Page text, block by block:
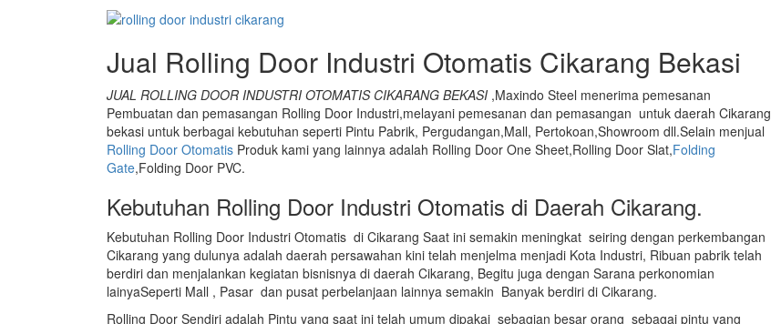
Jual Rolling Door Industri Otomatis Cikarang Bekasi
JUAL ROLLING DOOR INDUSTRI OTOMATIS CIKARANG BEKASI ,Maxindo Steel menerima pemesanan
Pembuatan dan pemasangan Rolling Door Industri,melayani pemesanan dan pemasangan untuk daerah Cikarang
bekasi untuk berbagai kebutuhan seperti Pintu Pabrik, Pergudangan,Mall, Pertokoan,Showroom dll.Selain menjual
Rolling Door Otomatis Produk kami yang lainnya adalah Rolling Door One Sheet,Rolling Door Slat,Folding
Gate,Folding Door PVC.
Kebutuhan Rolling Door Industri Otomatis di Daerah Cikarang.
Kebutuhan Rolling Door Industri Otomatis di Cikarang Saat ini semakin meningkat seiring dengan perkembangan
Cikarang yang dulunya adalah daerah persawahan kini telah menjelma menjadi Kota Industri, Ribuan pabrik telah
berdiri dan menjalankan kegiatan bisnisnya di daerah Cikarang, Begitu juga dengan Sarana perkonomian
lainyaSeperti Mall , Pasar dan pusat perbelanjaan lainnya semakin Banyak berdiri di Cikarang.
Rolling Door Sendiri adalah Pintu yang saat ini telah umum dipakai sebagian besar orang sebagai pintu yang